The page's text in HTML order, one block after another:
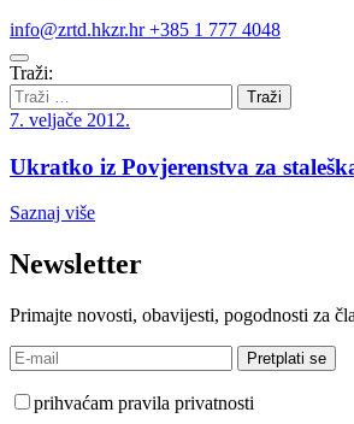
info@zrtd.hkzr.hr+385 1 777 4048
Traži:
7. veljače 2012.
Ukratko iz Povjerenstva za
Saznaj više
Newsletter
Primajte novosti, obavijesti, pogodnosti za
prihvaćam pravila privatnosti